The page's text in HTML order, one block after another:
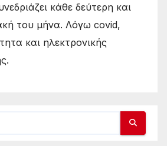
κάθε δεύτερη και
του μήνα. Λόγω covid,
και ηλεκτρονικής